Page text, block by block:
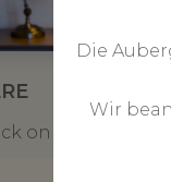
on image
Die
Wir